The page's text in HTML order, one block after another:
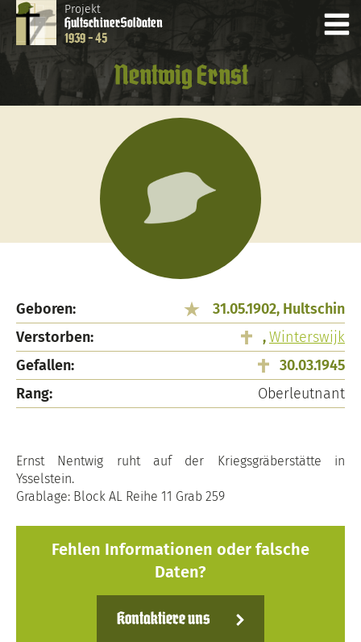
Projekt
HultschinerSoldaten
1939 - 45
Nentwig Ernst
Geboren:
31.05.1902, Hultschin
Verstorben:
,Winterswijk
Gefallen:
30.03.1945
Rang:
Oberleutnant
Ernst Nentwig ruht auf der Kriegsgräberstätte in
Ysselstein.
Grablage: Block AL Reihe 11 Grab 259
Fehlen Informationen oder falsche
Daten?
Kontaktiere uns